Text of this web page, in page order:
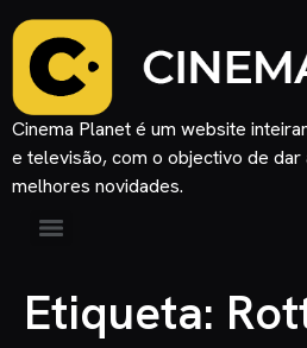
Cinema Planet é um website
e televisão, com o objectivo de dar
melhores novidades.
Etiqueta: